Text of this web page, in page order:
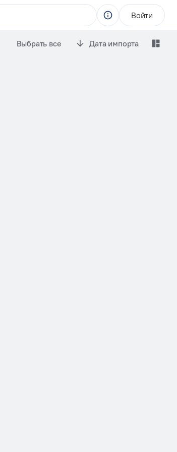
Войти
Выбрать все Дата импорта